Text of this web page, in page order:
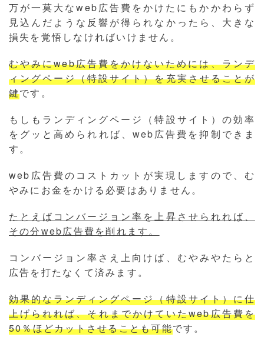
万が一莫大なweb広告費をかけたにもかかわらず
見込んだような反響が得られなかったら、大きな
損失を覚悟しなければいけません。
むやみにweb広告費をかけないためには、ランデ
ィングページ（特設サイト）を充実させることが
鍵です。
もしもランディングページ（特設サイト）の効率
をグッと高められれば、web広告費を抑制できま
す。
web広告費のコストカットが実現しますので、む
やみにお金をかける必要はありません。
たとえばコンバージョン率を上昇させられれば、
その分web広告費を削れます。
コンバージョン率さえ上向けば、むやみやたらと
広告を打たなくて済みます。
効果的なランディングページ（特設サイト）に仕
上げられれば、それまでかけていたweb広告費を
50％ほどカットさせることも可能です。